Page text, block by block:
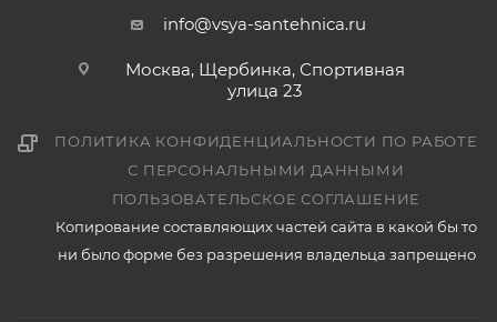
info@vsya-santehnica.ru
Москва, Щербинка, Спортивная
улица 23
ПОЛИТИКА КОНФИДЕНЦИАЛЬНОСТИ ПО РАБОТЕ
С ПЕРСОНАЛЬНЫМИ ДАННЫМИ
ПОЛЬЗОВАТЕЛЬСКОЕ СОГЛАШЕНИЕ
Копирование составляющих частей сайта в какой бы то
ни было форме без разрешения владельца запрещено